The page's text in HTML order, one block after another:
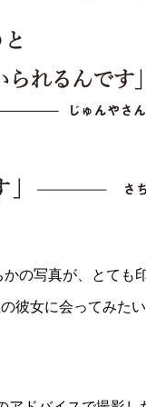
の写真が、とても
彼女に会ってみた